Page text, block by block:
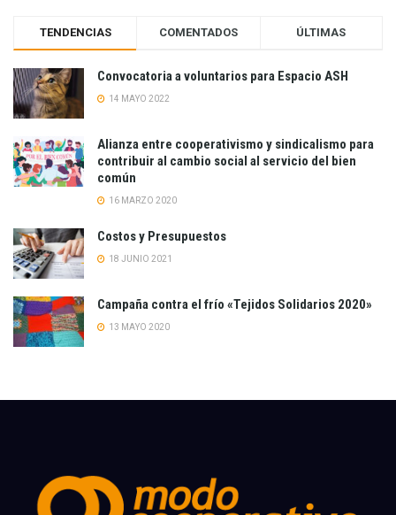
TENDENCIAS COMENTADOS ÚLTIMAS
Convocatoria a voluntarios para Espacio ASH
14 MAYO 2022
Alianza entre cooperativismo y sindicalismo para
contribuir al cambio social al servicio del bien
común
16 MARZO 2020
Costos y Presupuestos
18 JUNIO 2021
Campaña contra el frío «Tejidos Solidarios 2020»
13 MAYO 2020